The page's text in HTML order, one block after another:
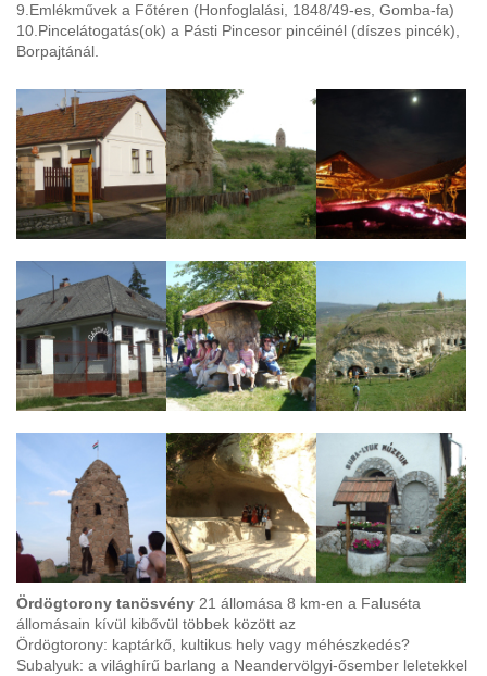
9.Emlékművek a Főtéren (Honfoglalási, 1848/49-es, Gomba-fa)
10.Pincelátogatás(ok) a Pásti Pincesor pincéinél (díszes pincék),
Borpajtánál.
Ördögtorony tanösvény 21 állomása 8 km-en a Faluséta
állomásain kívül kibővül többek között az
Ördögtorony: kaptárkő, kultikus hely vagy méhészkedés?
Subalyuk: a világhírű barlang a Neandervölgyi-ősember leletekkel